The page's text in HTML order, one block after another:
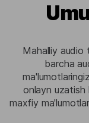
Mahalliy audio
barcha
onlayn uzatish
maxfiy